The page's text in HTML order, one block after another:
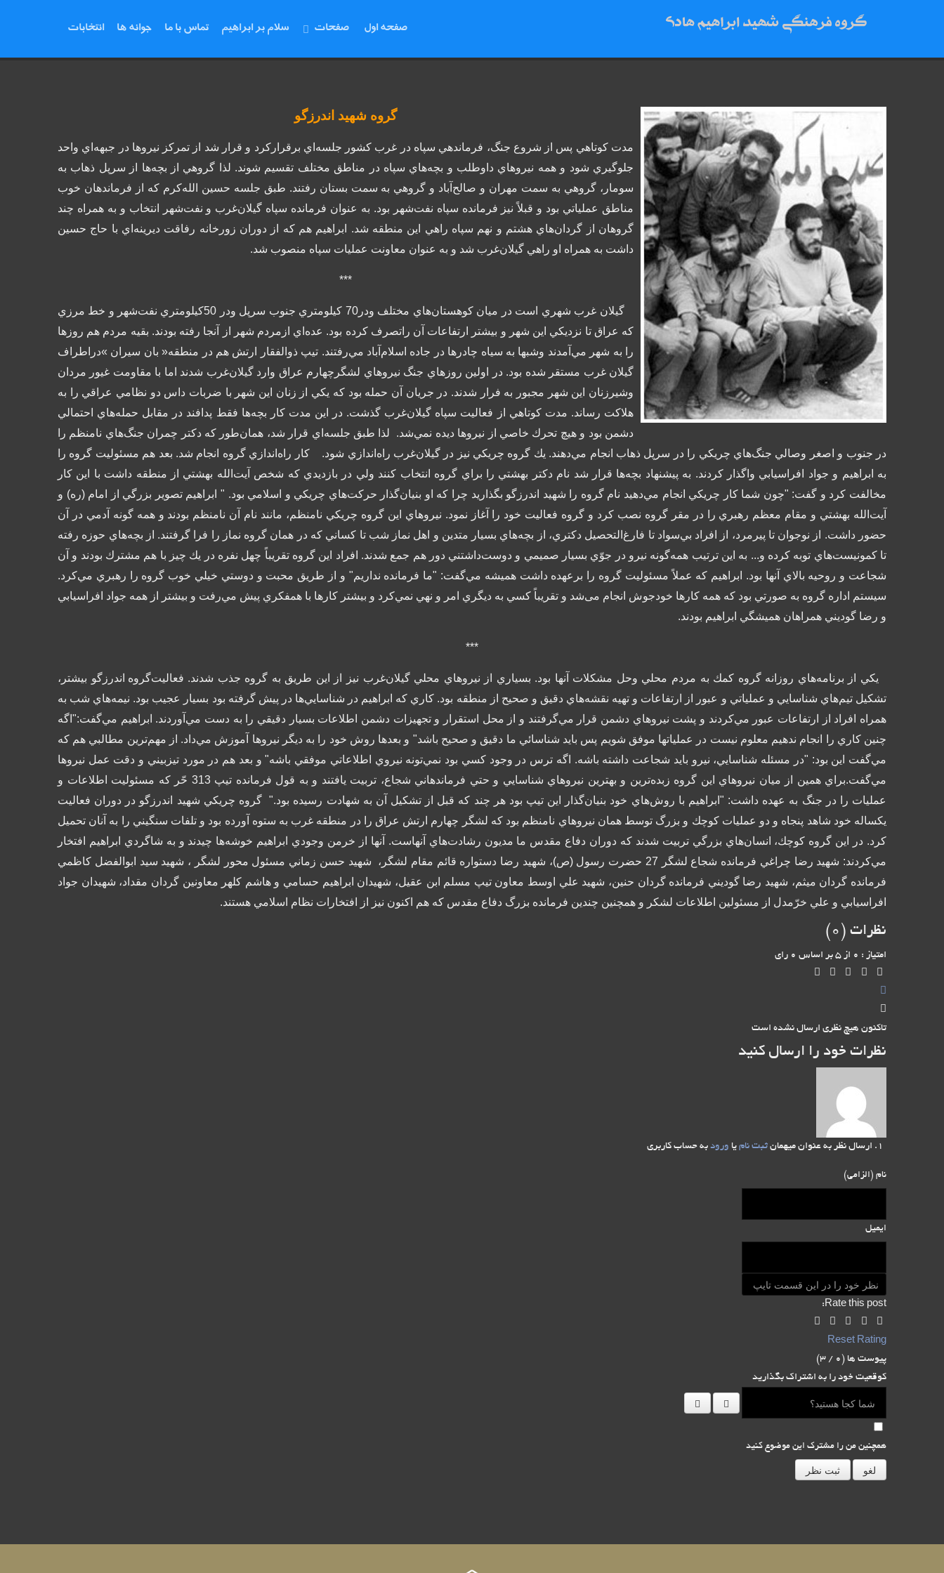
صفحه اول صفحات سلام بر ابراهیم تماس با ما جوانه ها انتخابات
گروه شهید اندرزگو
مدت كوتاهي پس از شروع جنگ، فرماندهي سپاه در غرب كشور جلسه‌اي برقرارکرد و قرار شد از تمركز نيروها در جبهه‌اي واحد
جلوگيري شود و همه نيروهاي داوطلب و بچه‌هاي سپاه در مناطق مختلف تقسيم شوند. لذا گروهي از بچه‌ها از سرپل ذهاب به
سومار، گروهي به سمت مهران و صالح‌آباد و گروهي به سمت بستان رفتند. طبق جلسه حسين الله‌كرم كه از فرماندهان خوب
مناطق عملياتي بود و قبلاً نيز فرمانده سپاه نفت‌شهر بود. به عنوان فرمانده سپاه گيلان‌غرب و نفت‌شهر انتخاب و به همراه چند
گروهان از گردان‌هاي هشتم و نهم سپاه راهي اين منطقه شد. ابراهيم هم كه از دوران زورخانه رفاقت ديرينه‌اي با حاج حسين
داشت به همراه او راهي گيلان‌غرب شد و به عنوان معاونت عمليات سپاه منصوب شد.
***
گيلان غرب شهري است در ميان كوهستان‌هاي مختلف ودر70 كيلومتري جنوب سرپل ودر 50كيلومتري نفت‌شهر و خط مرزي
كه عراق تا نزديكي اين شهر و بيشتر ارتفاعات آن راتصرف كرده بود. عده‌اي ازمردم شهر از آنجا رفته بودند. بقيه مردم هم روزها
را به شهر مي‌آمدند وشبها به سياه چادرها در جاده اسلام‌آباد مي‌رفتند. تيپ ذوالفقار ارتش هم در منطقه« بان سيران »دراطراف
گيلان غرب مستقر شده بود.در اولين روزهاي جنگ نيروهاي لشگرچهارم عراق وارد گيلان‌غرب شدند اما با مقاومت غيور مردان
وشيرزنان اين شهر مجبور به فرار شدند. در جريان آن حمله بود كه يكي از زنان اين شهر با ضربات داس دو نظامي عراقي را به
هلاكت رساند. مدت كوتاهي از فعاليت سپاه گيلان‌غرب گذشت. در اين مدت كار بچه‌ها فقط پدافند در مقابل حمله‌هاي احتمالي
دشمن بود و هيچ تحرك خاصي از نيروها ديده نمي‌شد. لذا طبق جلسه‌اي قرار شد، همان‌طور كه دكتر چمران جنگ‌هاي نامنظم را
در جنوب و اصغر وصالي جنگ‌هاي چريكي را در سرپل ذهاب انجام مي‌دهند. يك گروه چريكي نيز در گيلان‌غرب راه‌اندازي شود.
كار راه‌اندازي گروه انجام شد. بعد هم مسئوليت گروه را
به ابراهيم و جواد افراسيابي واگذار كردند. به پيشنهاد بچه‌ها قرار شد نام دكتر بهشتي را براي گروه انتخاب كنند ولي در بازديدي كه شخص آيت‌الله بهشتي از منطقه داشت با اين كار
مخالفت كرد و گفت: "چون شما كار چريكي انجام مي‌دهيد نام گروه را شهيد اندرزگو بگذاريد چرا كه او بنيان‌گذار حركت‌هاي چريكي و اسلامي بود. " ابراهيم تصوير بزرگي از امام (ره) و
آيت‌الله بهشتي و مقام معظم رهبري را در مقر گروه نصب كرد و گروه فعاليت خود را آغاز نمود. نيروهاي اين گروه چريكي نامنظم، مانند نام آن نامنظم بودند و همه گونه آدمي در آن
حضور داشت. از نوجوان تا پيرمرد، از افراد بي‌سواد تا فارغ‌التحصيل دكتري، از بچه‌هاي بسيار متدين و اهل نماز شب تا كساني كه در همان گروه نماز را فرا گرفتند. از بچه‌هاي حوزه رفته
تا كمونيست‌هاي توبه كرده و... به اين ترتيب همه‌گونه نيرو در جوّي بسيار صميمي و دوست‌داشتني دور هم جمع شدند. افراد اين گروه تقريباً چهل نفره در يك چيز با هم مشترك بودند و آن
شجاعت و روحيه‌ بالاي آنها بود. ابراهيم كه عملاً مسئوليت گروه را برعهده داشت هميشه مي‌گفت: "ما فرمانده نداريم" و از طريق محبت و دوستي خيلي خوب گروه را رهبري مي‌كرد.
سيستم اداره گروه به صورتي بود كه همه كارها خودجوش انجام می‌شد و تقريباً كسي به ديگري امر و نهي نمي‌كرد و بيشتر كارها با همفكري پيش مي‌رفت و بيشتر از همه جواد افراسيابي
و رضا گوديني همراهان هميشگي ابراهيم بودند.
***
يكي از برنامه‌هاي روزانه گروه كمك به مردم محلي وحل مشكلات آنها بود. بسياري از نيروهاي محلي گيلان‌غرب نيز از اين طريق به گروه جذب شدند. فعاليت‌گروه اندرزگو بيشتر،
تشكيل تيم‌هاي شناسايي و عملياتي و عبور از ارتفاعات و تهيه نقشه‌هاي دقيق و صحيح از منطقه بود. كاري كه ابراهيم در شناسايي‌ها در پيش گرفته بود بسيار عجيب بود. نيمه‌هاي شب به
همراه افراد از ارتفاعات عبور مي‌كردند و پشت نيروهاي دشمن قرار مي‌گرفتند و از محل استقرار و تجهيزات دشمن اطلاعات بسيار دقيقي را به دست مي‌آوردند. ابراهيم مي‌گفت:"اگه
چنين كاري را انجام ندهيم معلوم نيست در عملياتها موفق شويم پس بايد شناسائي ما دقيق و صحيح باشد" و بعدها روش خود را به ديگر نيروها آموزش مي‌داد. از مهم‌ترين مطالبي هم كه
مي‌گفت اين بود: "در مسئله شناسايي، نيرو بايد شجاعت داشته باشه. اگه ترس در وجود كسي بود نمي‌تونه نيروي اطلاعاتي موفقي باشه" و بعد هم در مورد تيزبيني و دقت عمل نيروها
مي‌گفت.
براي همين از ميان نيروهاي اين گروه زبده‌ترين و بهترين نيروهاي شناسايي و حتي فرماندهاني شجاع، تربيت يافتند و به قول فرمانده تيپ 313 حّر كه مسئوليت اطلاعات و
عمليات را در جنگ به عهده داشت: "ابراهيم با روش‌هاي خود بنيان‌گذار اين تيپ بود هر چند كه قبل از تشكيل آن به شهادت رسيده بود." گروه چريكي شهید اندرزگو در دوران فعاليت
يكساله خود شاهد پنجاه و دو عمليات كوچك و بزرگ توسط همان نيروهاي نامنظم بود كه لشگر چهارم ارتش عراق را در منطقه غرب به ستوه آورده بود و تلفات سنگيني را به آنان تحميل
كرد. در اين گروه كوچك، انسان‌هاي بزرگي تربيت شدند كه دوران دفاع مقدس ما مديون رشادت‌هاي آنهاست. آنها از خرمن وجودي ابراهيم خوشه‌ها چيدند و به شاگردي ابراهيم افتخار
مي‌كردند:
شهيد رضا چراغي فرمانده شجاع لشگر 27 حضرت رسول (ص)، شهيد رضا دستواره قائم مقام لشگر، شهيد حسن زماني مسئول محور لشگر ، شهيد سيد ابوالفضل كاظمي
فرمانده گردان ميثم، شهيد رضا گوديني فرمانده گردان حنين، شهيد علي اوسط معاون تيپ مسلم ابن عقيل، شهيدان ابراهيم حسامي و هاشم كلهر معاونين گردان مقداد، شهيدان جواد
افراسيابي و علي خرّمدل از مسئولين اطلاعات لشكر و همچنين چندين فرمانده بزرگ دفاع مقدس كه هم اكنون نيز از افتخارات نظام اسلامي هستند.
نظرات ( 0
)
امتیاز : 0 از 5 بر اساس 0 رای
تاکنون هیچ نظری ارسال نشده است
نظرات خود را ارسال کنید
ارسال نظر به عنوان میهمان ثبت نام یا ورود به حساب کاربری
نام (الزامی)
ایمیل
Rate this post:
Reset Rating
پیوست ها ( 0
/ 3)
کوقعیت خود را به اشتراک بگذارید
همچنین من را مشترک این موضوع کنید
لغو ثبت نظر